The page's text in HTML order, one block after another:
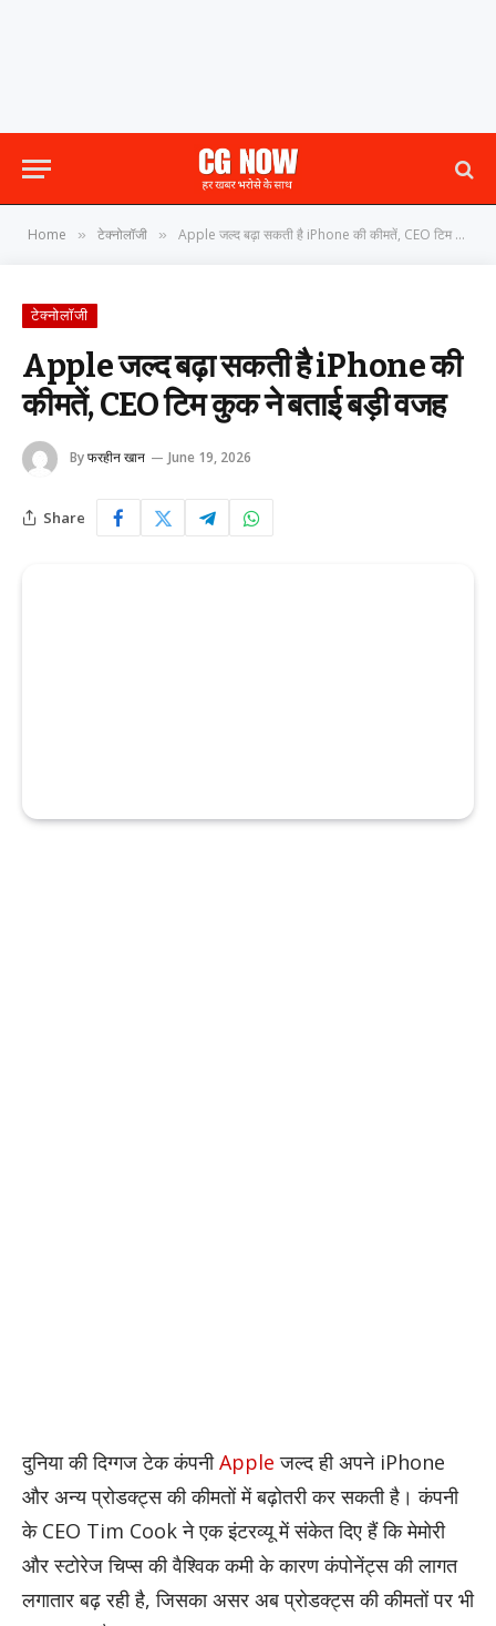
Home » टेक्नोलॉजी » Apple जल्द बढ़ा सकती है iPhone की कीमतें, CEO टिम कुक ने बताई बड़ी वजह
टेक्नोलॉजी
Apple जल्द बढ़ा सकती है iPhone की
कीमतें, CEO टिम कुक ने बताई बड़ी वजह
Byफरहीन खान June 19, 2026
Share
दुनिया की दिग्गज टेक कंपनीApple जल्द ही अपने iPhone
और अन्य प्रोडक्ट्स की कीमतों में बढ़ोतरी कर सकती है। कंपनी
के CEO Tim Cook ने एक इंटरव्यू में संकेत दिए हैं कि मेमोरी
और स्टोरेज चिप्स की वैश्विक कमी के कारण कंपोनेंट्स की लागत
लगातार बढ़ रही है, जिसका असर अब प्रोडक्ट्स की कीमतों पर भी